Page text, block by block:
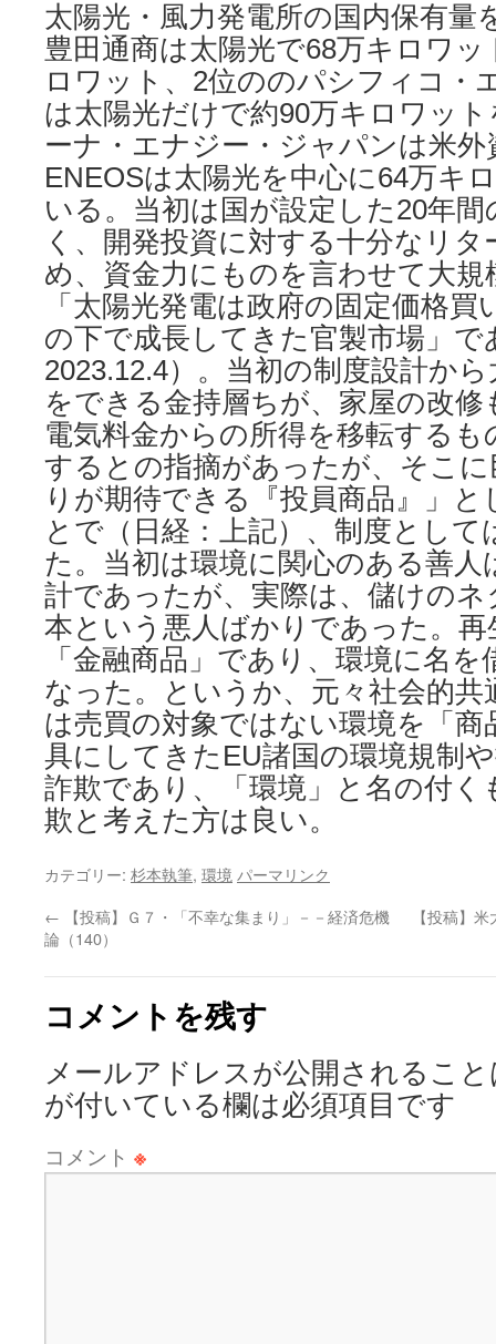
太陽光・風力発電所の国内保有量
豊田通商は太陽光で68万キロワ
ロワット、2位ののパシフィコ・
は太陽光だけで約90万キロワッ
ーナ・エナジー・ジャパンは米
ENEOSは太陽光を中心に64万キ
いる。当初は国が設定した20年
く、開発投資に対する十分なリ
め、資金力にものを言わせて大規
「太陽光発電は政府の固定価格買
の下で成長してきた官製市場」で
2023.12.4）。当初の制度設計か
をできる金持層ちが、家屋の改
電気料金からの所得を移転するも
するとの指摘があったが、そこ
りが期待できる『投員商品』」
とで（日経：上記）、制度とし
た。当初は環境に関心のある善
計であったが、実際は、儲けの
本という悪人ばかりであった。
「金融商品」であり、環境に名を
なった。というか、元々社会的共
は売買の対象ではない環境を「商
具にしてきたEU諸国の環境規制
詐欺であり、「環境」と名の付
欺と考えた方は良い。
カテゴリー: 杉本執筆, 環境 パーマリンク
← 【投稿】Ｇ７・「不幸な集まり」－－経済危機
論（140）
【投稿】
コメントを残す
メールアドレスが公開されるこ
が付いている欄は必須項目です
コメント ※